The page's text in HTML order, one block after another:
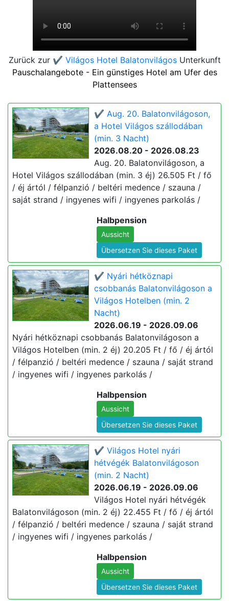
Zurück zur ✔️ Világos Hotel Balatonvilágos Unterkunft
Pauschalangebote - Ein günstiges Hotel am Ufer des
Plattensees
✔️ Aug. 20. Balatonvilágoson,
a Hotel Világos szállodában
(min. 3 Nacht)
2026.08.20 - 2026.08.23
Aug. 20. Balatonvilágoson, a
Hotel Világos szállodában (min. 3 éj) 26.505 Ft / fő
/ éj ártól / félpanzió / beltéri medence / szauna /
saját strand / ingyenes wifi / ingyenes parkolás /
Halbpension
Aussicht
Übersetzen Sie dieses Paket
✔️ Nyári hétköznapi
csobbanás Balatonvilágoson a
Világos Hotelben (min. 2
Nacht)
2026.06.19 - 2026.09.06
Nyári hétköznapi csobbanás Balatonvilágoson a
Világos Hotelben (min. 2 éj) 20.205 Ft / fő / éj ártól
/ félpanzió / beltéri medence / szauna / saját strand
/ ingyenes wifi / ingyenes parkolás /
Halbpension
Aussicht
Übersetzen Sie dieses Paket
✔️ Világos Hotel nyári
hétvégék Balatonvilágoson
(min. 2 Nacht)
2026.06.19 - 2026.09.06
Világos Hotel nyári hétvégék
Balatonvilágoson (min. 2 éj) 22.455 Ft / fő / éj ártól
/ félpanzió / beltéri medence / szauna / saját strand
/ ingyenes wifi / ingyenes parkolás /
Halbpension
Aussicht
Übersetzen Sie dieses Paket